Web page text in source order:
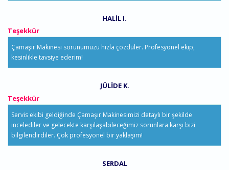
HALIL I.
Teşekkür
Çamaşır Makinesi sorunumuzu hızla çözdüler. Profesyonel ekip,
kesinlikle tavsiye ederim!
JÜLIDE K.
Teşekkür
Servis ekibi geldiğinde Çamaşır Makinesimizi detaylı bir şekilde
incelediler ve gelecekte karşılaşabileceğimiz sorunlara karşı bizi
bilgilendirdiler. Çok profesyonel bir yaklaşım!
SERDAL